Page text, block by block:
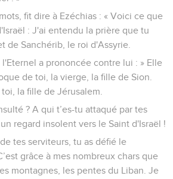
fit dire à Ezéchias : « Voici ce que
: J'ai entendu la prière que tu
de Sanchérib, le roi d'Assyrie.
a prononcée contre lui : » Elle
de toi, la vierge, la fille de Sion.
la fille de Jérusalem.
? A qui t’es-tu attaqué par tes
regard insolent vers le Saint d'Israël !
tes serviteurs, tu as défié le
grâce à mes nombreux chars que
montagnes, les pentes du Liban. Je